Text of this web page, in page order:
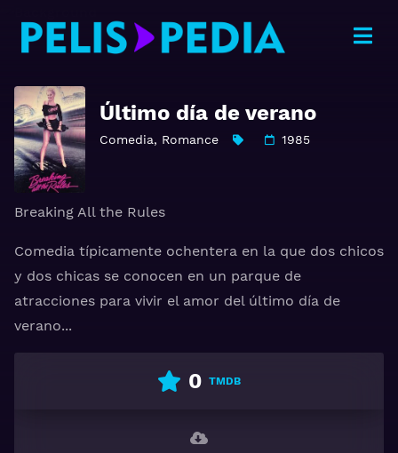
Último día de verano
Comedia, Romance 1985
Breaking All the Rules
Comedia típicamente ochentera en la que dos chicos
y dos chicas se conocen en un parque de
atracciones para vivir el amor del último día de
verano...
0 TMDB